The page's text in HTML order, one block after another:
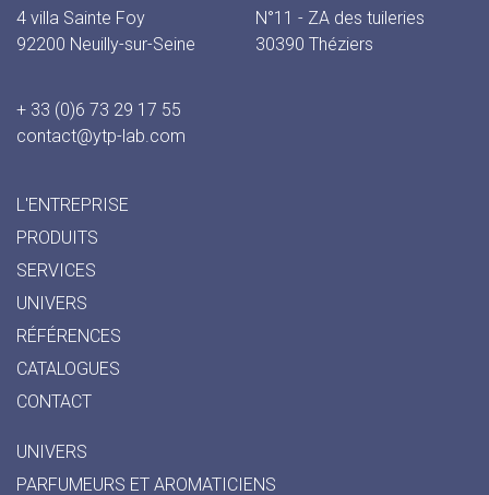
4 villa Sainte Foy
92200 Neuilly-sur-Seine
N°11 - ZA des tuileries
30390 Théziers
+ 33 (0)6 73 29 17 55
contact@ytp-lab.com
L'ENTREPRISE
PRODUITS
SERVICES
UNIVERS
RÉFÉRENCES
CATALOGUES
CONTACT
UNIVERS
PARFUMEURS ET AROMATICIENS